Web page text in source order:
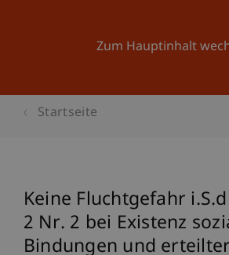
Zum Hauptinhalt
Startseite
Keine Fluchtgefahr
2 Nr. 2 bei Existenz
Bindungen und erteilter